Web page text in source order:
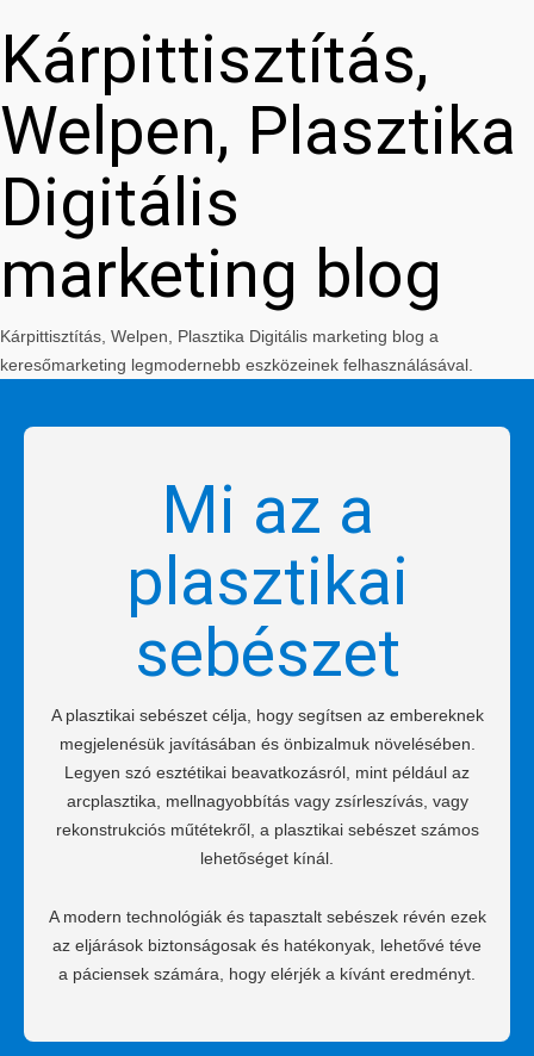
Kárpittisztítás,
Welpen, Plasztika
Digitális
marketing blog
Kárpittisztítás, Welpen, Plasztika Digitális marketing blog a
keresőmarketing legmodernebb eszközeinek felhasználásával.
Mi az a
plasztikai
sebészet
A plasztikai sebészet célja, hogy segítsen az embereknek
megjelenésük javításában és önbizalmuk növelésében.
Legyen szó esztétikai beavatkozásról, mint például az
arcplasztika, mellnagyobbítás vagy zsírleszívás, vagy
rekonstrukciós műtétekről, a plasztikai sebészet számos
lehetőséget kínál.
A modern technológiák és tapasztalt sebészek révén ezek
az eljárások biztonságosak és hatékonyak, lehetővé téve
a páciensek számára, hogy elérjék a kívánt eredményt.